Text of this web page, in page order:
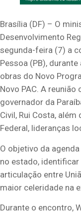
Brasília (DF) – O
Desenvolvimento
segunda-feira (7) a
Pessoa (PB),
obras do Novo
Novo PAC. A
governador da
Civil, Rui Costa,
Federal, lideranças
O objetivo da
no estado,
articulação entre
maior celeridade na
Durante o encontro,